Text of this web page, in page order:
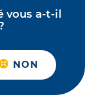
vous a-t-il
NON